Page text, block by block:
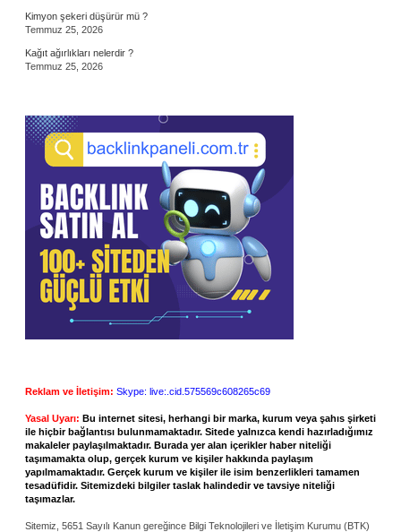
Kimyon şekeri düşürür mü ?
Temmuz 25, 2026
Kağıt ağırlıkları nelerdir ?
Temmuz 25, 2026
Reklam ve İletişim: Skype: live:.cid.575569c608265c69
Yasal Uyarı: Bu internet sitesi, herhangi bir marka, kurum veya şahıs şirketi
ile hiçbir bağlantısı bulunmamaktadır. Sitede yalnızca kendi hazırladığımız
makaleler paylaşılmaktadır. Burada yer alan içerikler haber niteliği
taşımamakta olup, gerçek kurum ve kişiler hakkında paylaşım
yapılmamaktadır. Gerçek kurum ve kişiler ile isim benzerlikleri tamamen
tesadüfidir. Sitemizdeki bilgiler taslak halindedir ve tavsiye niteliği
taşımazlar.
Sitemiz, 5651 Sayılı Kanun gereğince Bilgi Teknolojileri ve İletişim Kurumu (BTK)